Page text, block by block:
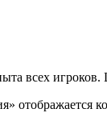
всех
отображается